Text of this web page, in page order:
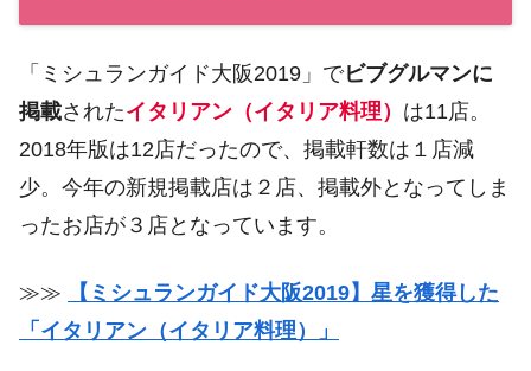
「ミシュランガイド大阪2019」でビブグルマンに
掲載されたイタリアン（イタリア料理） は11店。
2018年版は12店だったので、掲載軒数は１店減
少。今年の新規掲載店は２店、掲載外となってしま
ったお店が３店となっています。
≫≫
【ミシュランガイド大阪2019】星を獲得した
「イタリアン（イタリア料理）」